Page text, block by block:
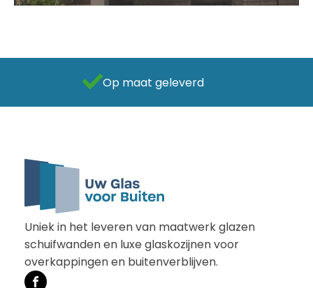
Als beste getest
Uniek in het leveren van maatwerk glazen
schuifwanden en luxe glaskozijnen voor
overkappingen en buitenverblijven.